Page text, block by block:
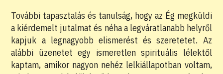
További tapasztalás és tanulság, hogy az Ég megküldi
a kiérdemelt jutalmat és néha a legváratlanabb helyről
kapjuk a legnagyobb elismerést és szeretetet. Az
alábbi üzenetet egy ismeretlen spirituális lélektől
kaptam, amikor nagyon nehéz lelkiállapotban voltam,